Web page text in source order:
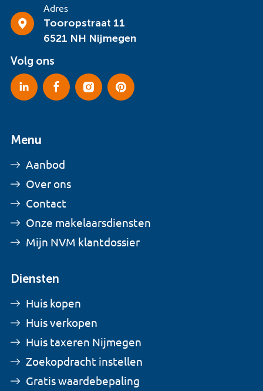
Adres
Tooropstraat 11
6521 NH Nijmegen
Volg ons
Menu
Aanbod
Over ons
Contact
Onze makelaarsdiensten
Mijn NVM klantdossier
Diensten
Huis kopen
Huis verkopen
Huis taxeren Nijmegen
Zoekopdracht instellen
Gratis waardebepaling